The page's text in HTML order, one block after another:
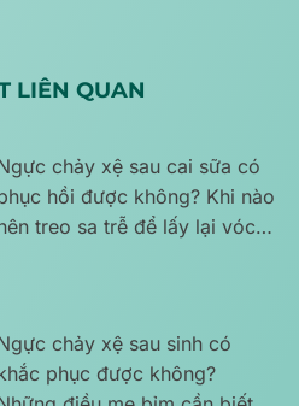
LIÊN QUAN
chảy xệ sau cai sữa có
hồi được không? Khi nào
treo sa trễ để lấy lại vóc
chảy xệ sau sinh có
phục được không?